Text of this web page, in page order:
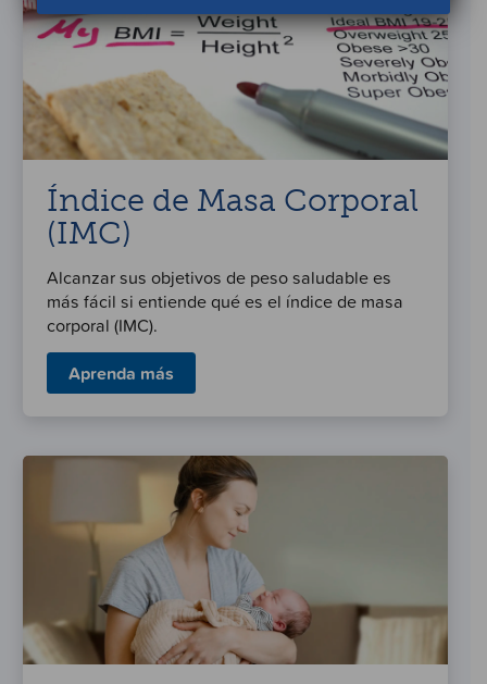
Índice de Masa Corporal
(IMC)
Alcanzar sus objetivos de peso saludable es
más fácil si entiende qué es el índice de masa
corporal (IMC).
Aprenda más